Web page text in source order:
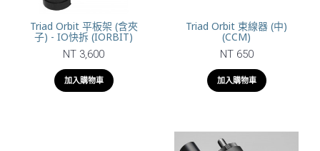
Triad Orbit 平板架 (含夾
子) - IO快拆 (IORBIT)
NT 3,600
加入購物車
Triad Orbit 束線器 (中)
(CCM)
NT 650
加入購物車